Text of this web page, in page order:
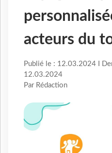
acteurs du
Publié le : 12.03.2024 I
12.03.2024
Par Rédaction